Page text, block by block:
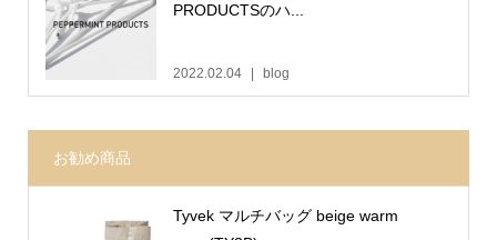
PRODUCTSのハ...
2022.02.04 blog
お勧め商品
Tyvek マルチバッグ beige warm